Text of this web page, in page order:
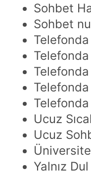
Sohbet
Sohbet
Ucuz
Ucuz
Yalnız